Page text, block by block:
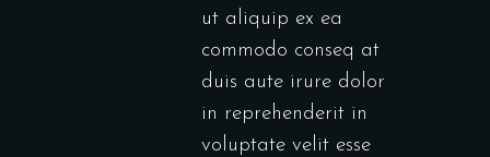
ut aliquip ex ea
commodo conseq at
duis aute irure dolor
in reprehenderit in
voluptate velit esse